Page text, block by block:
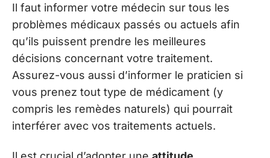
Il faut informer votre médecin sur tous les
problèmes médicaux passés ou actuels afin
qu’ils puissent prendre les meilleures
décisions concernant votre traitement.
Assurez-vous aussi d’informer le praticien si
vous prenez tout type de médicament (y
compris les remèdes naturels) qui pourrait
interférer avec vos traitements actuels.